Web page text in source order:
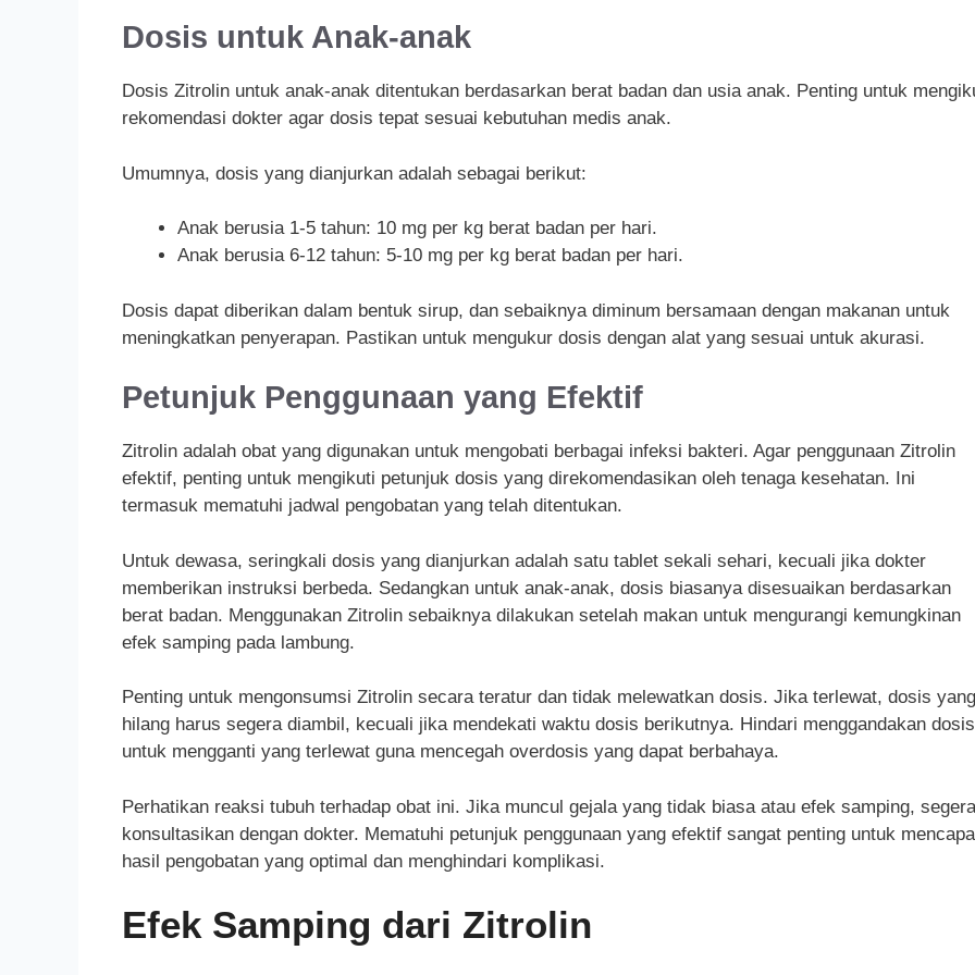
Dosis untuk Anak-anak
Dosis Zitrolin untuk anak-anak ditentukan berdasarkan berat badan dan usia anak. Penting untuk
rekomendasi dokter agar dosis tepat sesuai kebutuhan medis anak.
Umumnya, dosis yang dianjurkan adalah sebagai berikut:
Anak berusia 1-5 tahun: 10 mg per kg berat badan per hari.
Anak berusia 6-12 tahun: 5-10 mg per kg berat badan per hari.
Dosis dapat diberikan dalam bentuk sirup, dan sebaiknya diminum bersamaan dengan makanan untuk
meningkatkan penyerapan. Pastikan untuk mengukur dosis dengan alat yang sesuai untuk akurasi.
Petunjuk Penggunaan yang Efektif
Zitrolin adalah obat yang digunakan untuk mengobati berbagai infeksi bakteri. Agar penggunaan Zitrolin
efektif, penting untuk mengikuti petunjuk dosis yang direkomendasikan oleh tenaga kesehatan. Ini
termasuk mematuhi jadwal pengobatan yang telah ditentukan.
Untuk dewasa, seringkali dosis yang dianjurkan adalah satu tablet sekali sehari, kecuali jika dokter
memberikan instruksi berbeda. Sedangkan untuk anak-anak, dosis biasanya disesuaikan berdasarkan
berat badan. Menggunakan Zitrolin sebaiknya dilakukan setelah makan untuk mengurangi kemungkinan
efek samping pada lambung.
Penting untuk mengonsumsi Zitrolin secara teratur dan tidak melewatkan dosis. Jika terlewat, dosis yang
hilang harus segera diambil, kecuali jika mendekati waktu dosis berikutnya. Hindari menggandakan dosis
untuk mengganti yang terlewat guna mencegah overdosis yang dapat berbahaya.
Perhatikan reaksi tubuh terhadap obat ini. Jika muncul gejala yang tidak biasa atau efek samping, segera
konsultasikan dengan dokter. Mematuhi petunjuk penggunaan yang efektif sangat penting untuk
hasil pengobatan yang optimal dan menghindari komplikasi.
Efek Samping dari Zitrolin